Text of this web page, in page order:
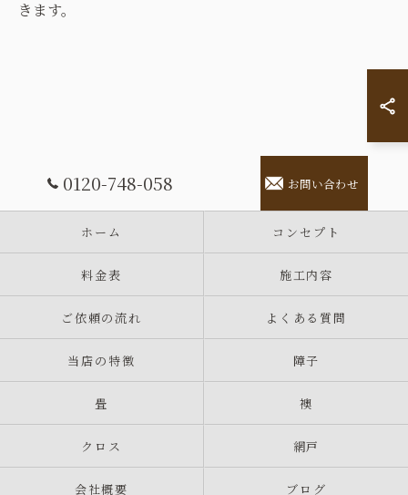
きます。
0120-748-058 お問い合わせ
ホーム コンセプト
料金表 施工内容
ご依頼の流れ よくある質問
当店の特徴 障子
畳 襖
クロス 網戸
会社概要 ブログ